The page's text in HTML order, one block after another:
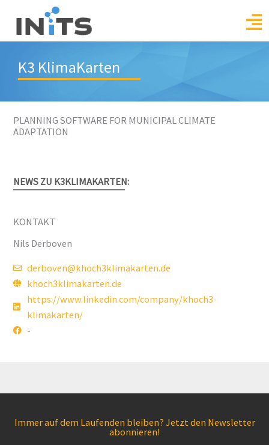
content
K3 KlimaKarten
PLANNING SOFTWARE FOR MUNICIPAL CLIMATE
ADAPTATION
NEWS ZU K3KLIMAKARTEN:
KONTAKT
Nils Derboven
derboven@khoch3klimakarten.de
khoch3klimakarten.de
https://www.linkedin.com/company/khoch3-
klimakarten/
-
Immer auf dem Laufenden bleiben? Jetzt den Newsletter
abonnieren!